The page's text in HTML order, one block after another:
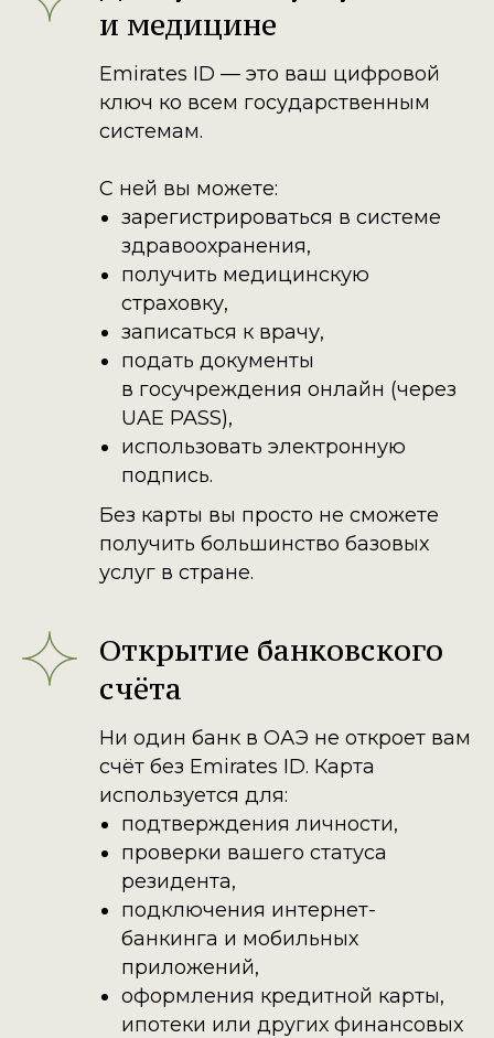
и медицине
Emirates ID — это ваш цифровой
ключ ко всем государственным
системам.
С ней вы можете:
зарегистрироваться в системе
здравоохранения,
получить медицинскую
страховку,
записаться к врачу,
подать документы
в госучреждения онлайн (через
UAE PASS),
использовать электронную
подпись.
Без карты вы просто не сможете
получить большинство базовых
услуг в стране.
Открытие банковского
счёта
Ни один банк в ОАЭ не откроет вам
счёт без Emirates ID. Карта
используется для:
подтверждения личности,
проверки вашего статуса
резидента,
подключения интернет-
банкинга и мобильных
приложений,
оформления кредитной карты,
ипотеки или других финансовых